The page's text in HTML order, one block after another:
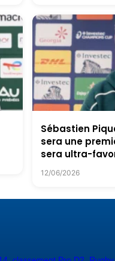
Sébastien
sera une
sera ultra-
12/06/2026